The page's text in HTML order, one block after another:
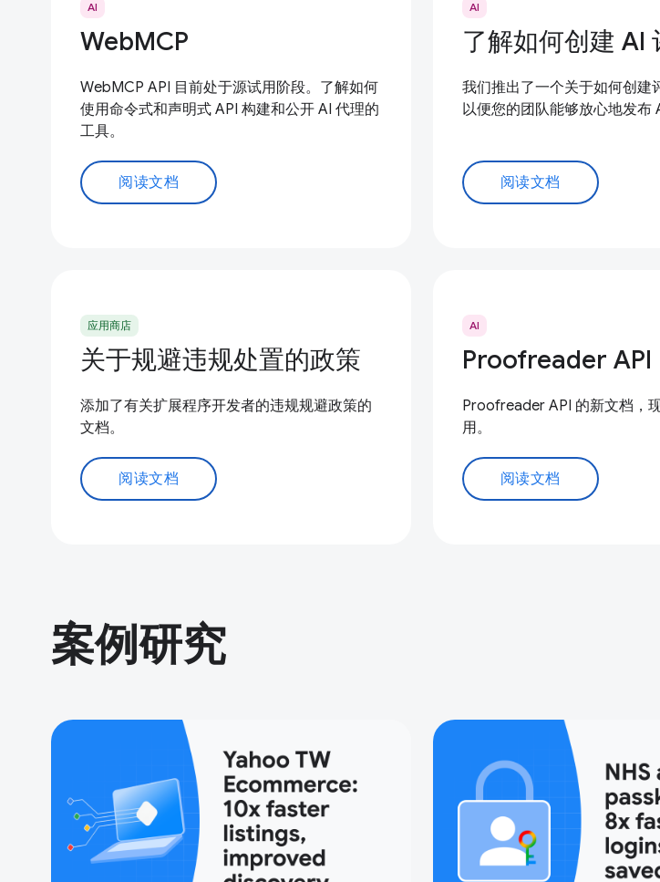
AI
WebMCP
WebMCP API 目前处于源试用阶段。了解如何
使用命令式和声明式 API 构建和公开 AI 代理的
工具。
阅读文档
AI
了解如何创建 AI
我们推出了一个关于如何创建
以便您的团队能够放心地发布
阅读文档
应用商店
关于规避违规处置的政策
添加了有关扩展程序开发者的违规规避政策的
文档。
阅读文档
AI
Proofreader API
Proofreader API 的新文档，
用。
阅读文档
案例研究